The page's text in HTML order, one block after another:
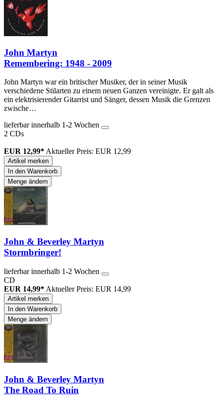
John Martyn
Remembering: 1948 - 2009
John Martyn war ein britischer Musiker, der in seiner Musik
verschiedene Stilarten zu einem neuen Ganzen vereinigte. Er galt als
ein elektrisierender Gitarrist und Sänger, dessen Musik die Grenzen
zwische…
lieferbar innerhalb 1-2 Wochen
2 CDs
EUR 12,99* Aktueller Preis: EUR 12,99
Artikel merken
In den Warenkorb
Menge ändern
John & Beverley Martyn
Stormbringer!
lieferbar innerhalb 1-2 Wochen
CD
EUR 14,99* Aktueller Preis: EUR 14,99
Artikel merken
In den Warenkorb
Menge ändern
John & Beverley Martyn
The Road To Ruin